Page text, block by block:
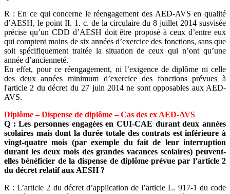
R : En ce qui concerne le réengagement des AED-AVS en qualité
d’AESH, le point II. 1. c. de la circulaire du 8 juillet 2014 susvisée
précise qu’un CDD d’AESH doit être proposé à ceux d’entre eux
qui comptent moins de six années d’exercice des fonctions, sans que
soit spécifiquement traitée la situation de ceux qui n’ont qu’une
année d’ancienneté.
En effet, pour ce réengagement, ni l’exigence de diplôme ni celle
des deux années minimum d’exercice des fonctions prévues à
l'article 2 du décret du 27 juin 2014 ne sont opposables aux AED-
AVS.
Diplôme – Dispense de diplôme – Cas des ex AED-AVS
Q : Les personnes engagées en CUI-CAE durant deux années
scolaires mais dont la durée totale des contrats est inférieure à
vingt-quatre mois (par exemple du fait de leur interruption
durant les deux mois des grandes vacances scolaires) peuvent-
elles bénéficier de la dispense de diplôme prévue par l’article 2
du décret relatif aux AESH ?
R : L’article 2 du décret d’application de l’article L. 917-1 du code